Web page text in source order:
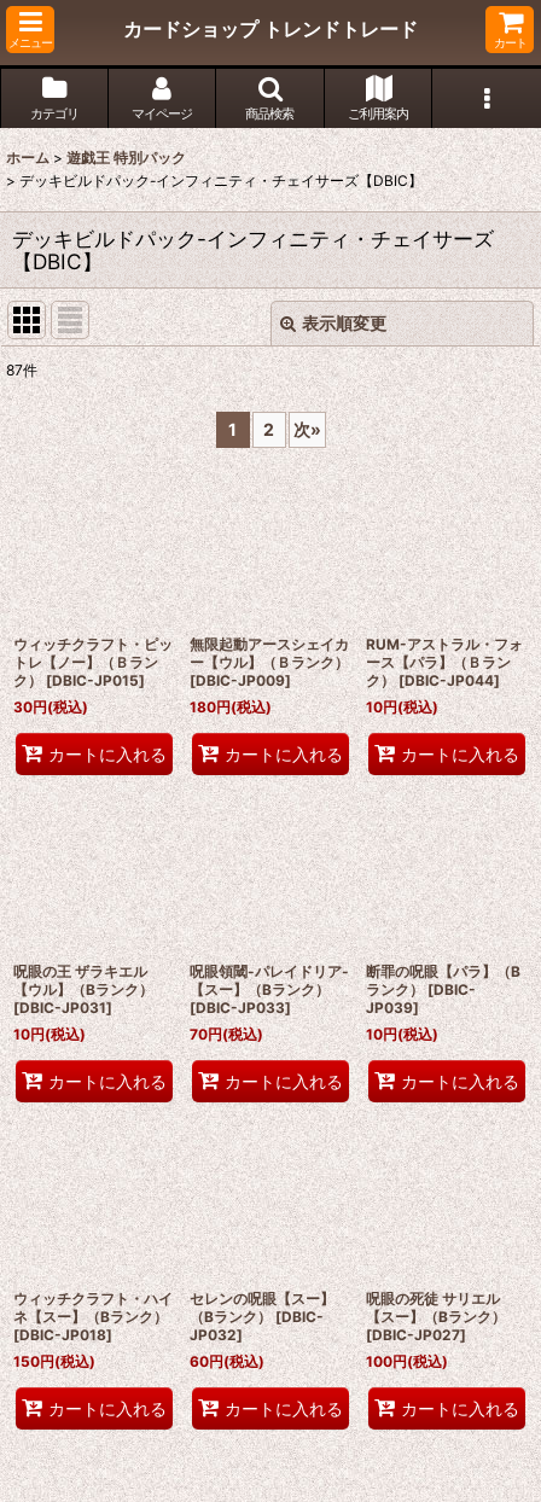
メニュー
カードショップ トレンドトレード
カート
カテゴリ マイページ 商品検索 ご利用案内
ホーム > 遊戯王 特別パック
> デッキビルドパック-インフィニティ・チェイサーズ【DBIC】
デッキビルドパック-インフィニティ・チェイサーズ
【DBIC】
表示順変更
表示数:
在庫あり
並び順:
絞り込む
閉じる
87件
1 2 次»
ウィッチクラフト・ピッ
トレ【ノー】（Ｂラン
ク） [DBIC-JP015]
30円(税込)
カートに入れる
無限起動アースシェイカ
ー【ウル】（Ｂランク）
[DBIC-JP009]
180円(税込)
カートに入れる
RUM-アストラル・フォ
ース【パラ】（Ｂラン
ク） [DBIC-JP044]
10円(税込)
カートに入れる
呪眼の王 ザラキエル
【ウル】（Bランク）
[DBIC-JP031]
10円(税込)
カートに入れる
呪眼領閾-パレイドリア-
【スー】（Bランク）
[DBIC-JP033]
70円(税込)
カートに入れる
断罪の呪眼【パラ】（B
ランク） [DBIC-
JP039]
10円(税込)
カートに入れる
ウィッチクラフト・ハイ
ネ【スー】（Bランク）
[DBIC-JP018]
150円(税込)
カートに入れる
セレンの呪眼【スー】
（Bランク） [DBIC-
JP032]
60円(税込)
カートに入れる
呪眼の死徒 サリエル
【スー】（Bランク）
[DBIC-JP027]
100円(税込)
カートに入れる